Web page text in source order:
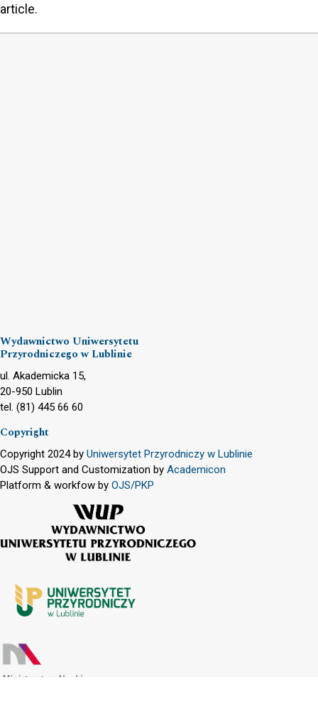
article.
Wydawnictwo Uniwersytetu
Przyrodniczego w Lublinie
ul. Akademicka 15,
20-950 Lublin
tel. (81) 445 66 60
Copyright
Copyright 2024 by Uniwersytet Przyrodniczy w Lublinie
OJS Support and Customization by Academicon
Platform & workfow by OJS/PKP